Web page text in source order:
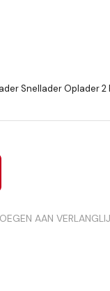
Snellader Oplader 2
AAN